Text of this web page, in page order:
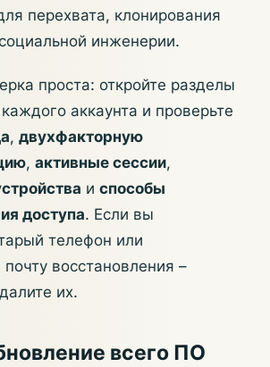
перехвата, клонирования
инженерии.
проста: откройте разделы
аккаунта и проверьте
, двухфакторную
, активные сессии,
и способы
доступа. Если вы
телефон или
восстановления –
их.
всего ПО